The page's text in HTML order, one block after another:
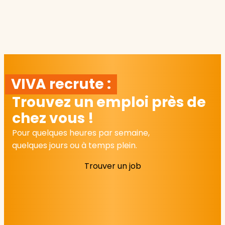
VIVA recrute :
Trouvez un emploi près de
chez vous !
Pour quelques heures par semaine,
quelques jours ou à temps plein.
Trouver un job